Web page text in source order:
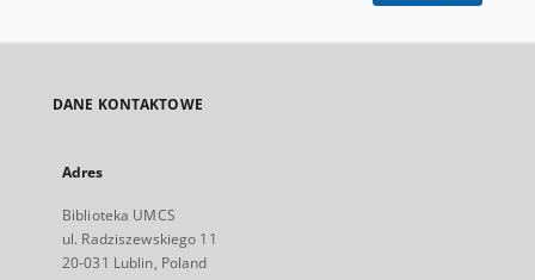
DANE KONTAKTOWE
Adres
Biblioteka UMCS
ul. Radziszewskiego 11
20-031 Lublin, Poland